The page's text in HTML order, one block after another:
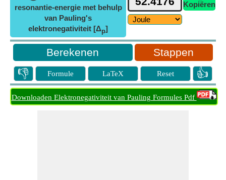
resonantie-energie met behulp
van Pauling's
elektronegativiteit [Δp]
Kopiëren
Stappen
👎 Formule LaTeX Reset 👍
Downloaden Elektronegativiteit van Pauling Formules Pdf